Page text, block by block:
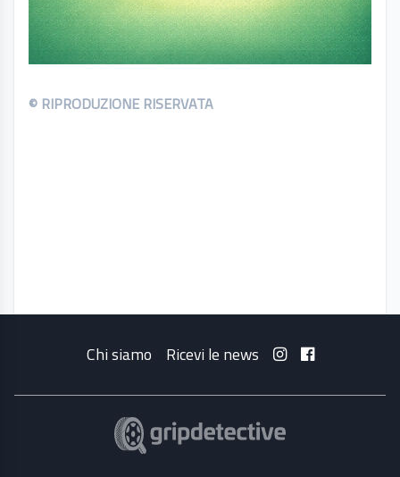
© RIPRODUZIONE RISERVATA
Chi siamo Ricevi le news